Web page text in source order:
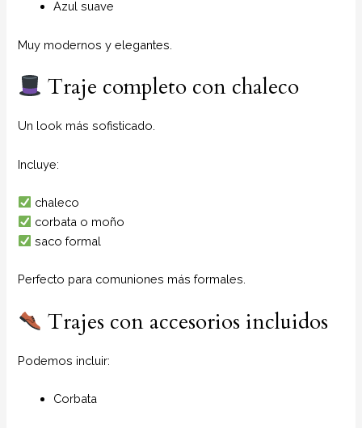
Azul suave
Muy modernos y elegantes.
Traje completo con chaleco
Un look más sofisticado.
Incluye:
chaleco
corbata o moño
saco formal
Perfecto para comuniones más formales.
Trajes con accesorios incluidos
Podemos incluir:
Corbata